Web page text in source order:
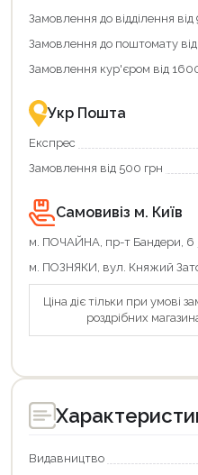
переваги!
картою
єКнига
–
зручно
та
повернення
Економте
більше
разом
державною
підтримкою!
Замовлення до відділення
Замовлення до поштомату
Замовлення кур'єром від
Укр Пошта
Експрес
Замовлення від 500 грн
Самовивіз м. Київ
м. ПОЧАЙНА, пр-т Бандери, 6
м. ПОЗНЯКИ, вул. Княжий
Ціна діє тільки при умові
роздрібних
Видавництво